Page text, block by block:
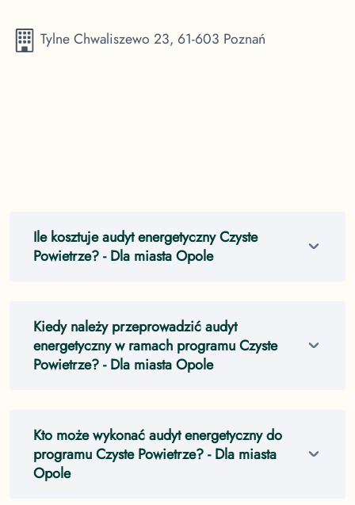
Tylne Chwaliszewo 23, 61-603 Poznań
Ile kosztuje audyt energetyczny Czyste
Powietrze?- Dla miasta Opole
Kiedy należy przeprowadzić audyt
energetyczny w ramach programu Czyste
Powietrze?- Dla miasta Opole
Kto może wykonać audyt energetyczny do
programu Czyste Powietrze?- Dla miasta
Opole